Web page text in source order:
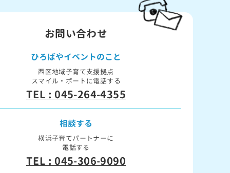
お問い合わせ
ひろばやイベントのこと
西区地域子育て支援拠点
スマイル・ポートに電話する
TEL : 045-264-4355
相談する
横浜子育てパートナーに
電話する
TEL : 045-306-9090